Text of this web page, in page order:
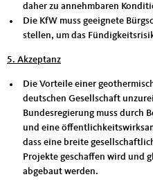
daher zu annehmbaren
Die KfW muss geeignete
stellen, um das
5. Akzeptanz
Die Vorteile einer
deutschen Gesellschaft
Bundesregierung muss durch
und eine
dass eine breite
Projekte geschaffen wird und
abgebaut werden.